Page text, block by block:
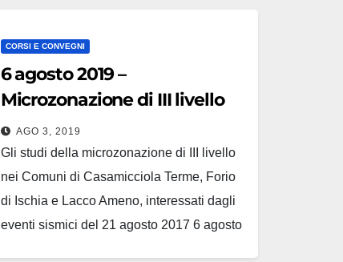
da un Professionista: a scuola con il
Geologo”. Nella speranza di…
CORSI E CONVEGNI
6 agosto 2019 –
Microzonazione di III livello
Ischia (Casamicciola, Forio e
Lacco Ameno)
AGO 3, 2019
Gli studi della microzonazione di III livello
nei Comuni di Casamicciola Terme, Forio
di Ischia e Lacco Ameno, interessati dagli
eventi sismici del 21 agosto 2017 6 agosto